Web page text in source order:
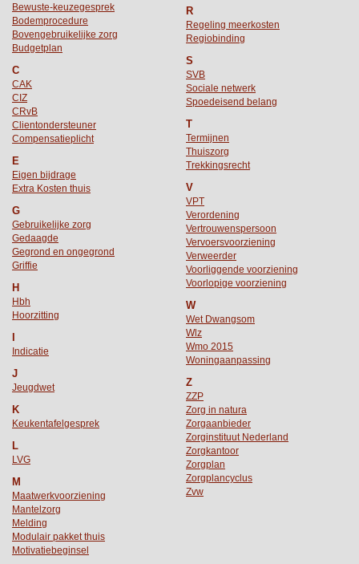
Bewuste-keuzegesprek
Bodemprocedure
Bovengebruikelijke zorg
Budgetplan
C
CAK
CIZ
CRvB
Clientondersteuner
Compensatieplicht
E
Eigen bijdrage
Extra Kosten thuis
G
Gebruikelijke zorg
Gedaagde
Gegrond en ongegrond
Griffie
H
Hbh
Hoorzitting
I
Indicatie
J
Jeugdwet
K
Keukentafelgesprek
L
LVG
M
Maatwerkvoorziening
Mantelzorg
Melding
Modulair pakket thuis
Motivatiebeginsel
R
Regeling meerkosten
Regiobinding
S
SVB
Sociale netwerk
Spoedeisend belang
T
Termijnen
Thuiszorg
Trekkingsrecht
V
VPT
Verordening
Vertrouwenspersoon
Vervoersvoorziening
Verweerder
Voorliggende voorziening
Voorlopige voorziening
W
Wet Dwangsom
Wlz
Wmo 2015
Woningaanpassing
Z
ZZP
Zorg in natura
Zorgaanbieder
Zorginstituut Nederland
Zorgkantoor
Zorgplan
Zorgplancyclus
Zvw